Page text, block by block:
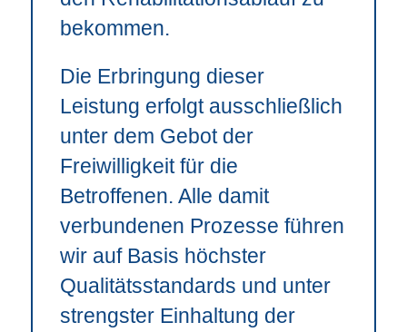
bekommen.
Die Erbringung dieser
Leistung erfolgt ausschließlich
unter dem Gebot der
Freiwilligkeit für die
Betroffenen. Alle damit
verbundenen Prozesse führen
wir auf Basis höchster
Qualitätsstandards und unter
strengster Einhaltung der